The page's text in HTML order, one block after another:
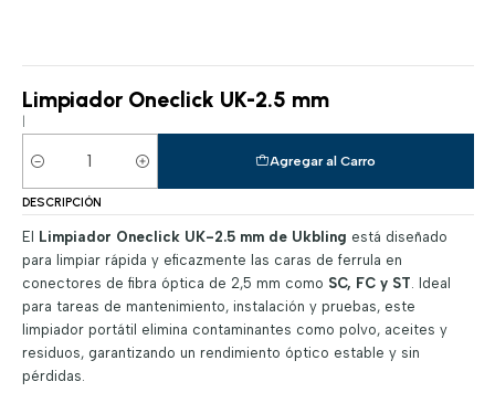
Limpiador Oneclick UK-2.5 mm
Cantidad
Agregar al Carro
DESCRIPCIÓN
El Limpiador Oneclick UK-2.5 mm de Ukbling está diseñado
para limpiar rápida y eficazmente las caras de ferrula en
conectores de fibra óptica de 2,5 mm como SC, FC y ST. Ideal
para tareas de mantenimiento, instalación y pruebas, este
limpiador portátil elimina contaminantes como polvo, aceites y
residuos, garantizando un rendimiento óptico estable y sin
pérdidas.